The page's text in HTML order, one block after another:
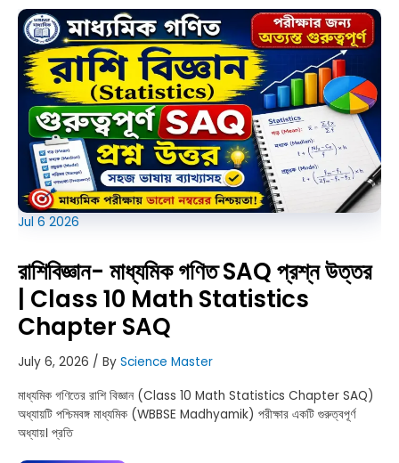
Class
10
Math
Statistics
Chapter
MCQ
Jul 6 2026
রাশিবিজ্ঞান- মাধ্যমিক গণিত SAQ প্রশ্ন উত্তর
| Class 10 Math Statistics
Chapter SAQ
July 6, 2026 / By Science Master
মাধ্যমিক গণিতের রাশি বিজ্ঞান (Class 10 Math Statistics Chapter SAQ)
অধ্যায়টি পশ্চিমবঙ্গ মাধ্যমিক (WBBSE Madhyamik) পরীক্ষার একটি গুরুত্বপূর্ণ
অধ্যায়। প্রতি